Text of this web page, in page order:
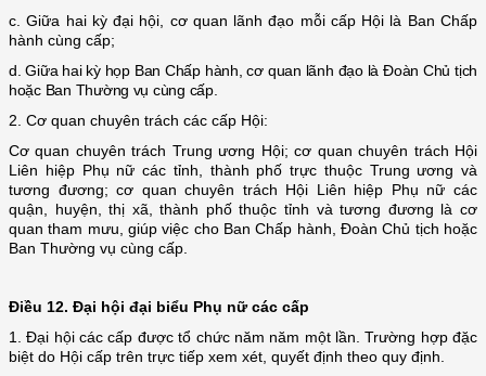
c. Giữa hai kỳ đại hội, cơ quan lãnh đạo mỗi cấp Hội là Ban Chấp
hành cùng cấp;
d. Giữa hai kỳ họp Ban Chấp hành, cơ quan lãnh đạo là Đoàn Chủ tịch
hoặc Ban Thường vụ cùng cấp.
2. Cơ quan chuyên trách các cấp Hội:
Cơ quan chuyên trách Trung ương Hội; cơ quan chuyên trách Hội
Liên hiệp Phụ nữ các tỉnh, thành phố trực thuộc Trung ương và
tương đương; cơ quan chuyên trách Hội Liên hiệp Phụ nữ các
quận, huyện, thị xã, thành phố thuộc tỉnh và tương đương là cơ
quan tham mưu, giúp việc cho Ban Chấp hành, Đoàn Chủ tịch hoặc
Ban Thường vụ cùng cấp.
Điều 12. Đại hội đại biểu Phụ nữ các cấp
1. Đại hội các cấp được tổ chức năm năm một lần. Trường hợp đặc
biệt do Hội cấp trên trực tiếp xem xét, quyết định theo quy định.